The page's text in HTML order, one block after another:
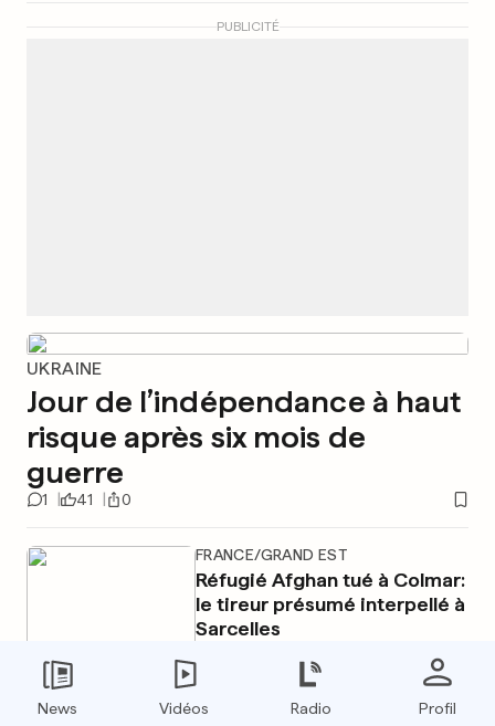
PUBLICITÉ
UKRAINE
Jour de l’indépendance à haut
risque après six mois de
guerre
1 41 0
FRANCE/GRAND EST
Réfugié Afghan tué à Colmar:
le tireur présumé interpellé à
Sarcelles
AU LUXEMBOURG
News Vidéos Radio Profil